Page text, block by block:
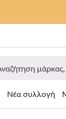
ΠΕΡΙΕΧΌΜΕΝΟ
Νέα συλλογή